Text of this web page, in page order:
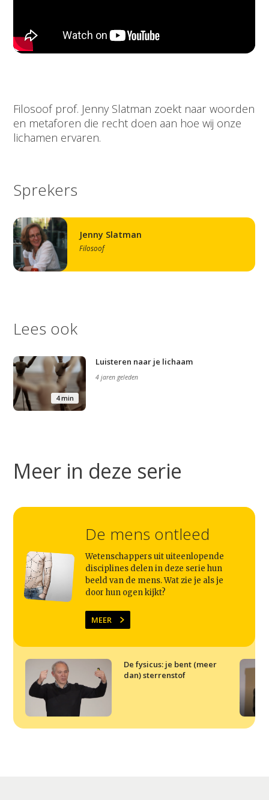
Studium Generale
Home
Agenda
Video
Podcast
Artikelen
Contact
Filosoof prof. Jenny Slatman zoekt naar woorden
en metaforen die recht doen aan hoe wij onze
lichamen ervaren.
Sprekers
Jenny Slatman
Filosoof
Lees ook
4 min
Luisteren naar je lichaam
4 jaren geleden
Meer in deze serie
De mens ontleed
Wetenschappers uit uiteenlopende
disciplines delen in deze serie hun
beeld van de mens. Wat zie je als je
door hun ogen kijkt?
MEER
De fysicus: je bent (meer
dan) sterrenstof